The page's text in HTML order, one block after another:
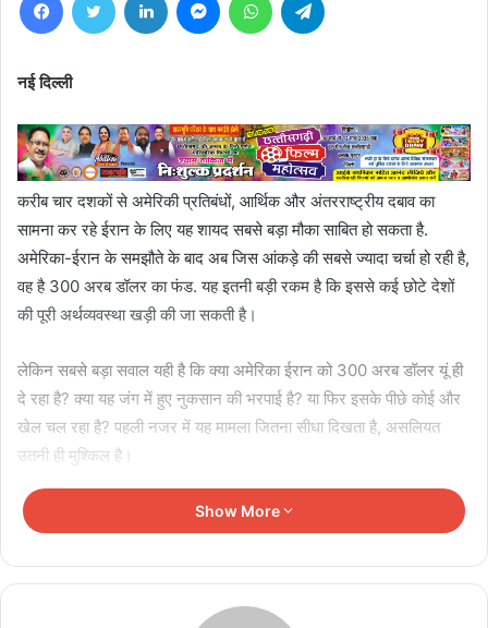
नई दिल्ली
करीब चार दशकों से अमेरिकी प्रतिबंधों, आर्थिक और अंतरराष्ट्रीय दबाव का
सामना कर रहे ईरान के लिए यह शायद सबसे बड़ा मौका साबित हो सकता है.
अमेरिका-ईरान के समझौते के बाद अब जिस आंकड़े की सबसे ज्यादा चर्चा हो रही है,
वह है 300 अरब डॉलर का फंड. यह इतनी बड़ी रकम है कि इससे कई छोटे देशों
की पूरी अर्थव्यवस्था खड़ी की जा सकती है।
लेकिन सबसे बड़ा सवाल यही है कि क्या अमेरिका ईरान को 300 अरब डॉलर यूं ही
दे रहा है? क्या यह जंग में हुए नुकसान की भरपाई है? या फिर इसके पीछे कोई और
खेल चल रहा है? पहली नजर में यह मामला जितना सीधा दिखता है, असलियत
उतनी ही मुश्किल है।
Related Articles
सैटेलाइट तस्वीरों में दिखी नदी की मिट्टी
Show More